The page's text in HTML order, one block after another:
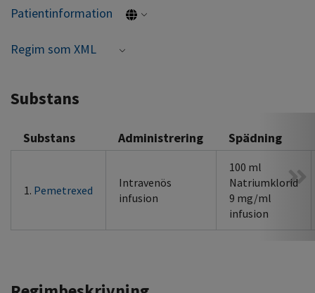
Patientinformation
Regim som XML
Substans
Substans Administrering Spädning
1. Pemetrexed
Intravenös
infusion
100 ml
Natriumklorid
9 mg/ml
infusion